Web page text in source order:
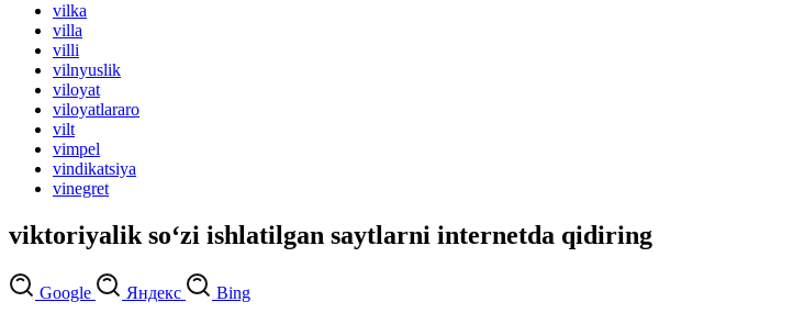
vilka
villa
villi
vilnyuslik
viloyat
viloyatlararo
vilt
vimpel
vindikatsiya
vinegret
viktoriyalik so‘zi ishlatilgan saytlarni internetda qidiring
Google Яндекс Bing